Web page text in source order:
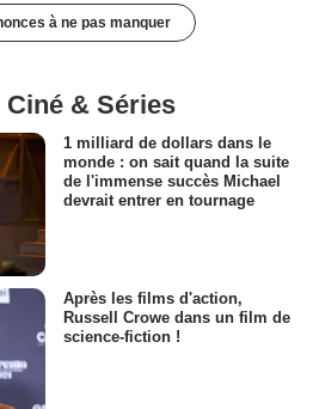
à ne pas manquer
& Séries
1 milliard de dollars dans le
monde : on sait quand la suite
de l'immense succès Michael
devrait entrer en tournage
Après les films d'action,
Russell Crowe dans un film de
science-fiction !